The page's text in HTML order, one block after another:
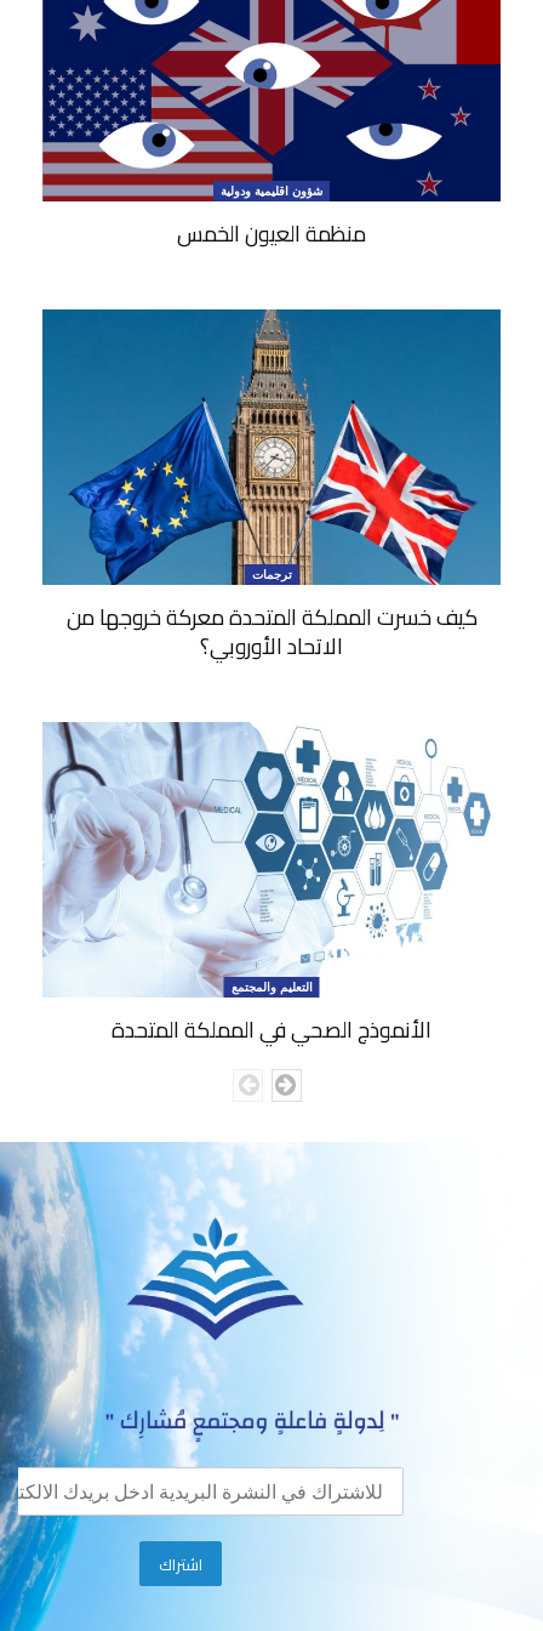
شؤون اقليمية ودولية
منظمة العيون الخمس
ترجمات
كيف خسرت المملكة المتحدة معركة خروجها من
الاتحاد الأوروبي؟
التعليم والمجتمع
الأنموذج الصحي في المملكة المتحدة